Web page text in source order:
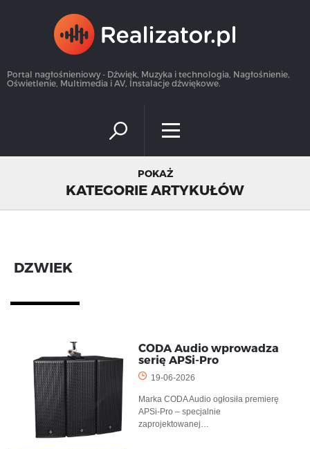
Portal nagłośnieniowy - Dźwięk, Muzyka i technologia, Nagłośnienie,
Oświetlenie, Multimedia i AV, Instalacje dźwiękowe.
POKAŻ
KATEGORIE ARTYKUŁÓW
DZWIEK
CODA Audio wprowadza
serię APSi-Pro
19-06-2026
Marka CODA Audio ogłosiła premierę
APSi-Pro – specjalnie
zaprojektowanej…